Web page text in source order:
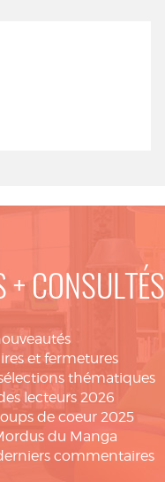
+ CONSULTÉS
et fermetures
thématiques
lecteurs 2026
de coeur 2025
du Manga
commentaires